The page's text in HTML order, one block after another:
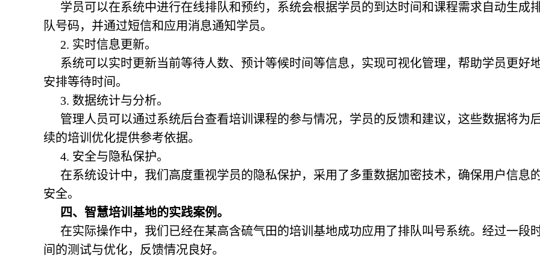
学员可以在系统中进行在线排队和预约，系统会根据学员的到达时间和课程需求自动生成
队号码，并通过短信和应用消息通知学员。
2. 实时信息更新。
系统可以实时更新当前等待人数、预计等候时间等信息，实现可视化管理，帮助学员更好
安排等待时间。
3. 数据统计与分析。
管理人员可以通过系统后台查看培训课程的参与情况，学员的反馈和建议，这些数据将为
续的培训优化提供参考依据。
4. 安全与隐私保护。
在系统设计中，我们高度重视学员的隐私保护，采用了多重数据加密技术，确保用户信息
安全。
四、智慧培训基地的实践案例。
在实际操作中，我们已经在某高含硫气田的培训基地成功应用了排队叫号系统。经过一段
间的测试与优化，反馈情况良好。